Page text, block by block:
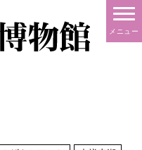
メニュー